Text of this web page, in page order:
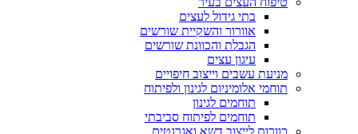
בתי גידול לעצים
אוורור והשקיית שורשים
הגבלת והכוונת שורשים
עיגון עצים
מניעת עשבים וייצוב חיפויים
תוחמי אלומיניום לגינון ולפיתוח
תוחמים לגינון
תוחמים לפיתוח סביבתי
כוורות לייצוב דשא ואגרגטים